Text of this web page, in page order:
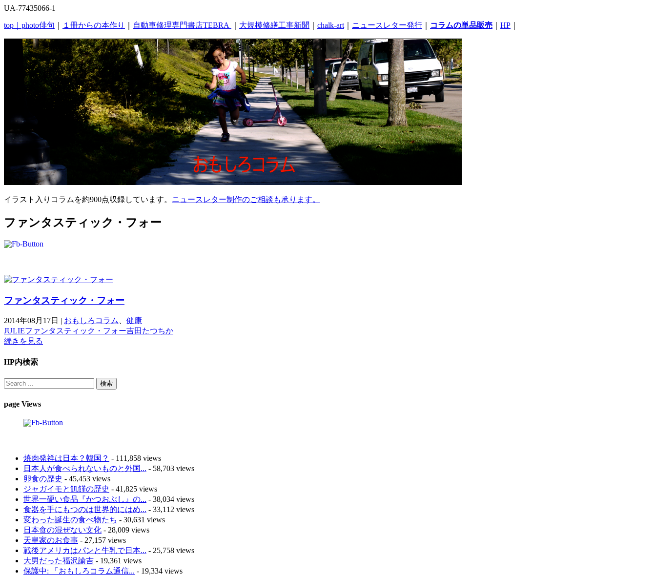
UA-77435066-1
top｜ photo俳句 １冊からの本作り 自動車修理専門書店TEBRA 大規模修繕工事新聞 chalk-art ニュースレター発行 コラムの単品販売 HP
イラスト入りコラムを約900点収録しています。 ニュースレター制作のご相談も承ります。
ファンタスティック・フォー
ファンタスティック・フォー
2014年08月17日 | おもしろコラム
健康
JULIEファンタスティック・フォー吉田たつちか
続きを見る
HP内検索
page Views
焼肉発祥は日本？韓国？ - 111,858 views
日本人が食べられないものと外国... - 58,703 views
卵食の歴史 - 45,453 views
ジャガイモと飢饉の歴史 - 41,825 views
世界一硬い食品『かつおぶし』の... - 38,034 views
食器を手にもつのは世界的にはめ... - 33,112 views
変わった誕生の食べ物たち - 30,631 views
日本食の混ぜない文化 - 28,009 views
天皇家のお食事 - 27,157 views
戦後アメリカはパンと牛乳で日本... - 25,758 views
大男だった福沢諭吉 - 19,361 views
保護中: 「おもしろコラム通信... - 19,334 views